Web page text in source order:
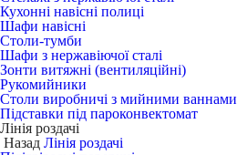
Кухонні навісні полиці
Шафи навісні
Столи-тумби
Шафи з нержавіючої сталі
Зонти витяжні (вентиляційні)
Рукомийники
Столи виробничі з мийними ваннами
Підставки під пароконвектомат
Лінія роздачі
Назад Лінія роздачі